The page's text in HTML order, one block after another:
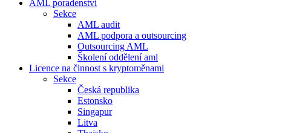
AML poradenství
Sekce
AML audit
AML podpora a outsourcing
Outsourcing AML
Školení oddělení aml
Licence na činnost s kryptoměnami
Sekce
Česká republika
Estonsko
Singapur
Litva